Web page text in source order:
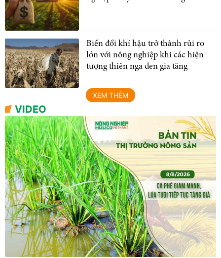
Biến đổi khí hậu trở thành rủi ro
lớn với nông nghiệp khi các hiện
tượng thiên nga đen gia tăng
XEM THÊM
VIDEO